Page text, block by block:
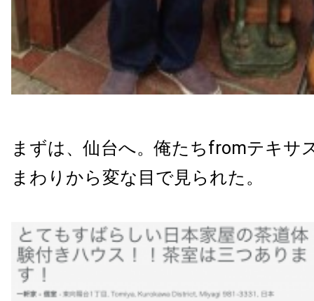
まずは、仙台へ。俺たちfromテキサ
まわりから変な目で見られた。